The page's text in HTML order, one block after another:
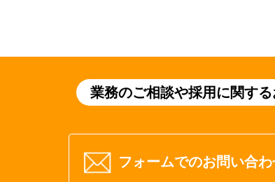
業務のご相談や採用に関す
フォームでのお問い合